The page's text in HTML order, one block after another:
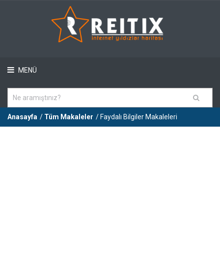
MENÜ
Anasayfa / Tüm Makaleler / Faydalı Bilgiler Makaleleri